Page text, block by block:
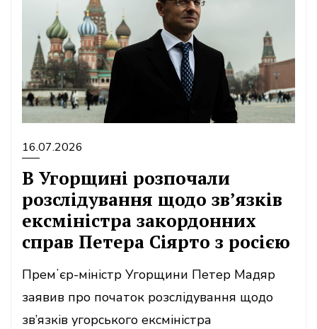
16.07.2026
В Угорщині розпочали
розслідування щодо зв’язків
ексміністра закордонних
справ Петера Сіярто з росією
Премʼєр-міністр Угорщини Петер Мадяр
заявив про початок розслідування щодо
зв’язків угорського ексміністра